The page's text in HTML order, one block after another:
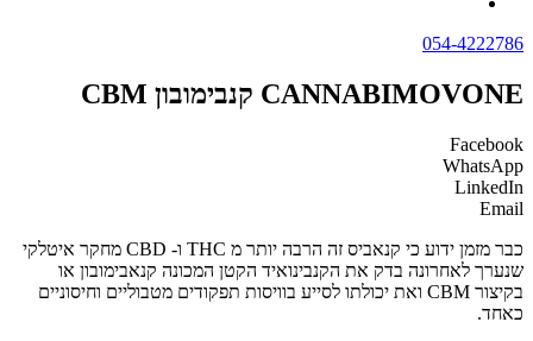
054-4222786
CANNABIMOVONE קנבימובון CBM
Facebook
WhatsApp
LinkedIn
Email
כבר מזמן ידוע כי קנאביס זה הרבה יותר מ THC ו- CBD מחקר איטלקי
שנערך לאחרונה בדק את הקנבינואיד הקטן המכונה קנאבימובון או
בקיצור CBM ואת יכולתו לסייע בוויסות תפקודים מטבוליים וחיסוניים
כאחד.